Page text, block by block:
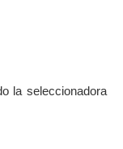
la seleccionadora